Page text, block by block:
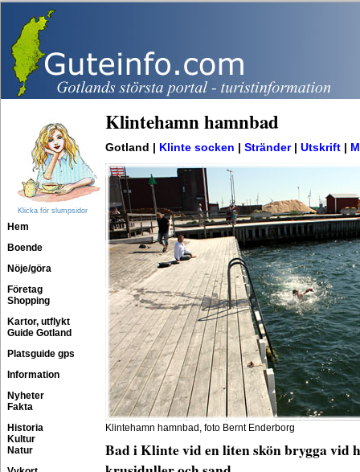
Klicka för slumpsidor
Hem
Boende
Nöje/göra
Företag
Shopping
Kartor, utflykt
Guide Gotland
Platsguide gps
Information
Nyheter
Fakta
Historia
Kultur
Natur
Klintehamn hamnbad
Gotland | Klinte socken Stränder| Utskrift
Klintehamn hamnbad, foto Bernt Enderborg
Bad i Klinte vid en liten skön brygga vid